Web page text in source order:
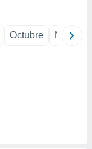
Octubre